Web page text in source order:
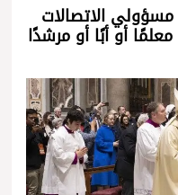
مسؤولي الاتصالات
أو أبًا أو مرشدًا